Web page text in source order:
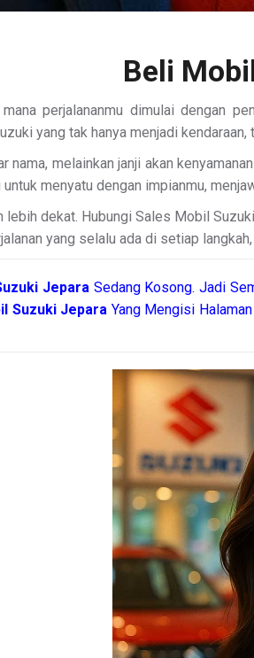
Beli
perjalananmu dimulai dengan
yang tak hanya menjadi
nama, melainkan janji akan
menyatu dengan impianmu,
lebih dekat. Hubungi Sales Mobil
yang selalu ada di setiap
Jepara Sedang Kosong. Jadi
Suzuki Jepara Yang Mengisi